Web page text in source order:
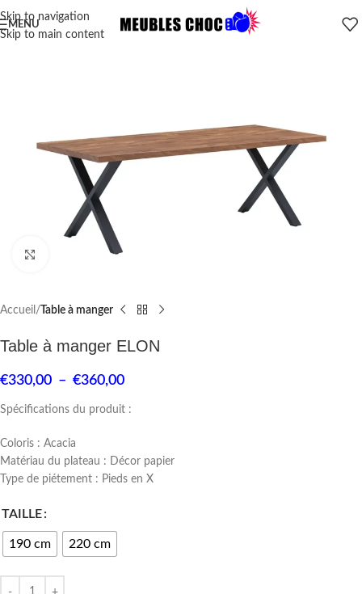
Skip to navigation
Skip to main content
MENU
Click to enlarge
Accueil Table à manger
Table à manger ELON
€330,00 – €360,00
Spécifications du produit :
Coloris : Acacia
Matériau du plateau : Décor papier
Type de piétement : Pieds en X
TAILLE
190 cm 220 cm